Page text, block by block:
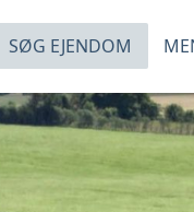
SØG EJENDOM